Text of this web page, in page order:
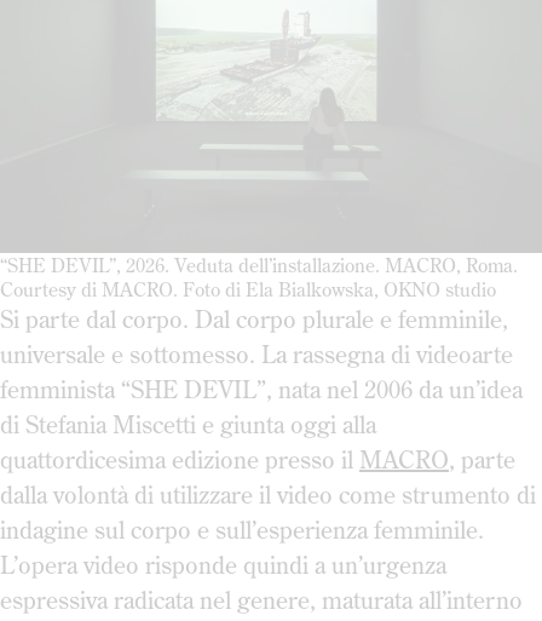
“SHE DEVIL”, 2026. Veduta dell’installazione. MACRO, Roma.
Courtesy di MACRO. Foto di Ela Bialkowska, OKNO studio
Si parte dal corpo. Dal corpo plurale e femminile,
universale e sottomesso. La rassegna di videoarte
femminista “SHE DEVIL”, nata nel 2006 da un’idea
di Stefania Miscetti e giunta oggi alla
quattordicesima edizione presso il MACRO, parte
dalla volontà di utilizzare il video come strumento di
indagine sul corpo e sull’esperienza femminile.
L’opera video risponde quindi a un’urgenza
espressiva radicata nel genere, maturata all’interno